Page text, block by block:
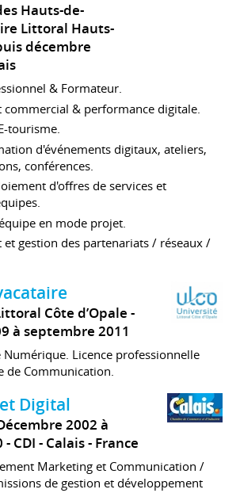
Hauts-de-
Littoral Hauts-
décembre
& Formateur.
commercial & performance digitale.
tourisme.
d'événements digitaux, ateliers,
conférences.
d'offres de services et
en mode projet.
et gestion des partenariats / réseaux /
Côte d’Opale
à septembre 2011
Numérique. Licence professionnelle
de Communication.
Digital
2002 à
CDI Calais France
Marketing et Communication /
de gestion et développement